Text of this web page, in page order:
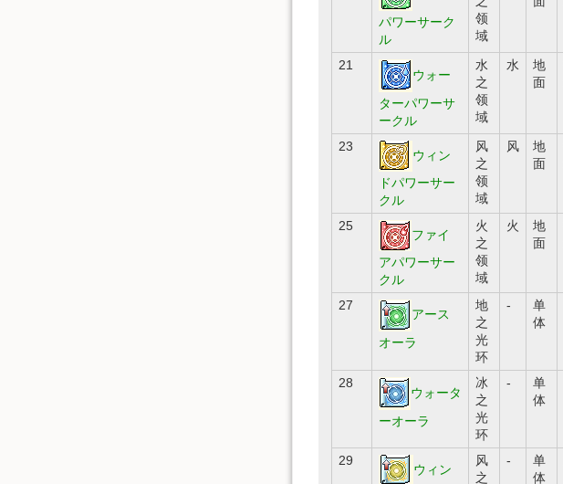
パワーサーク
ル
领
域
21
ウォー
ターパワーサ
ークル
水
之
领
域
水
地
面
23
ウィン
ドパワーサー
クル
风
之
领
域
风
地
面
25
ファイ
アパワーサー
クル
火
之
领
域
火
地
面
27
アース
オーラ
地
之
光
环
-
单
体
28
ウォータ
ーオーラ
冰
之
光
环
-
单
体
29
ウィン
风
之
-
单
体